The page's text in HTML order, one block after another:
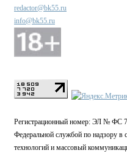
redactor@bk55.ru
info@bk55.ru
Регистрационный номер: ЭЛ № ФС
Федеральной службой по надзору
технологий и массовый